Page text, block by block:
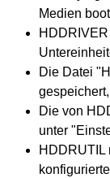
Medien
Die Datei
Die von
unter
HDDRUTIL